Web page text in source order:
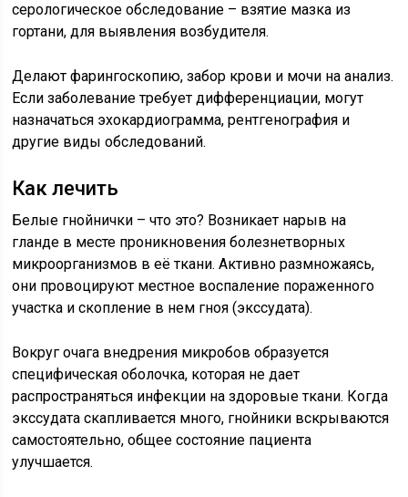
серологическое обследование – взятие мазка из
гортани, для выявления возбудителя.
Делают фарингоскопию, забор крови и мочи на анализ.
Если заболевание требует дифференциации, могут
назначаться эхокардиограмма, рентгенография и
другие виды обследований.
Как лечить
Белые гнойнички – что это? Возникает нарыв на
гланде в месте проникновения болезнетворных
микроорганизмов в её ткани. Активно размножаясь,
они провоцируют местное воспаление пораженного
участка и скопление в нем гноя (экссудата).
Вокруг очага внедрения микробов образуется
специфическая оболочка, которая не дает
распространяться инфекции на здоровые ткани. Когда
экссудата скапливается много, гнойники вскрываются
самостоятельно, общее состояние пациента
улучшается.